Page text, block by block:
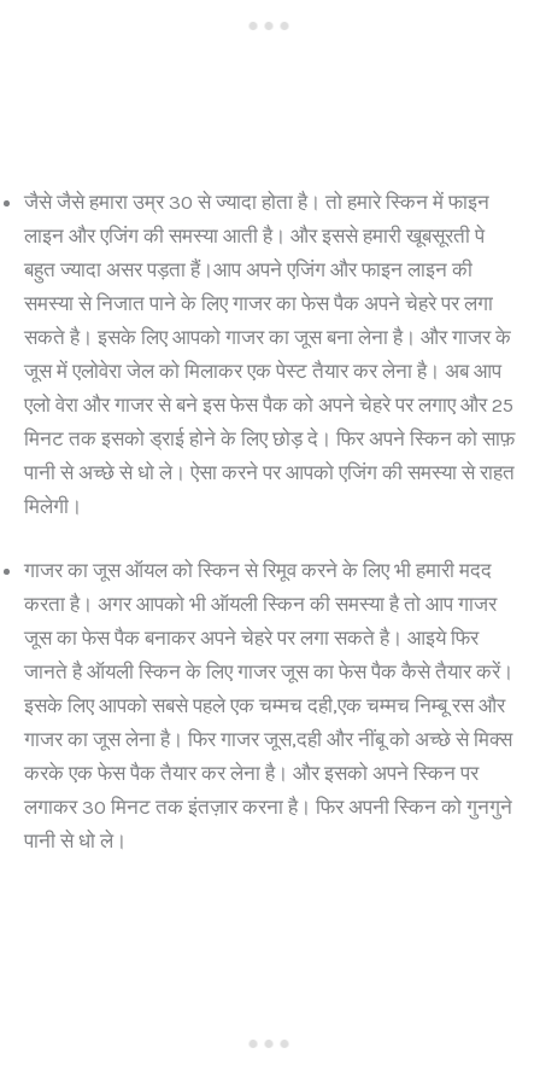
जैसे जैसे हमारा उम्र 30 से ज्यादा होता है। तो हमारे स्किन में फाइन
लाइन और एजिंग की समस्या आती है। और इससे हमारी खूबसूरती पे
बहुत ज्यादा असर पड़ता हैं।आप अपने एजिंग और फाइन लाइन की
समस्या से निजात पाने के लिए गाजर का फेस पैक अपने चेहरे पर लगा
सकते है। इसके लिए आपको गाजर का जूस बना लेना है। और गाजर के
जूस में एलोवेरा जेल को मिलाकर एक पेस्ट तैयार कर लेना है। अब आप
एलो वेरा और गाजर से बने इस फेस पैक को अपने चेहरे पर लगाए और 25
मिनट तक इसको ड्राई होने के लिए छोड़ दे। फिर अपने स्किन को साफ़
पानी से अच्छे से धो ले। ऐसा करने पर आपको एजिंग की समस्या से राहत
मिलेगी।
गाजर का जूस ऑयल को स्किन से रिमूव करने के लिए भी हमारी मदद
करता है। अगर आपको भी ऑयली स्किन की समस्या है तो आप गाजर
जूस का फेस पैक बनाकर अपने चेहरे पर लगा सकते है। आइये फिर
जानते है ऑयली स्किन के लिए गाजर जूस का फेस पैक कैसे तैयार करें।
इसके लिए आपको सबसे पहले एक चम्मच दही,एक चम्मच निम्बू रस और
गाजर का जूस लेना है। फिर गाजर जूस,दही और नींबू को अच्छे से मिक्स
करके एक फेस पैक तैयार कर लेना है। और इसको अपने स्किन पर
लगाकर 30 मिनट तक इंतज़ार करना है। फिर अपनी स्किन को गुनगुने
पानी से धो ले।